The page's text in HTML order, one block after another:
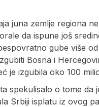
juna zemlje regiona
da ispune još
gube više
Bosna i
je izgubila oko 100
spekulisalo o tome da
Srbiji isplatu iz ovog